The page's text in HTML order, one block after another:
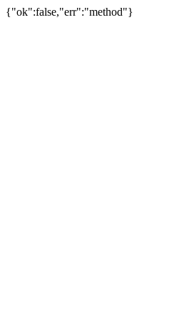
{"ok":false,"err":"method"}